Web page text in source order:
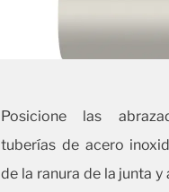
Posicione las
tuberías de acero
de la ranura de la junta